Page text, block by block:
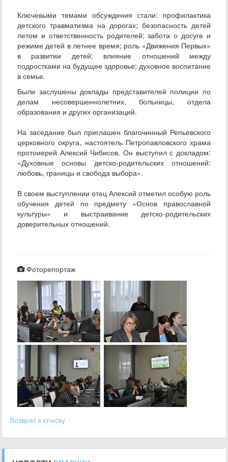
Ключевыми темами обсуждения стали: профилактика
детского травматизма на дорогах; безопасность детей
летом и ответственность родителей; забота о досуге и
режиме детей в летнее время; роль «Движения Первых»
в развитии детей; влияние отношений между
подростками на будущее здоровье; духовное воспитание
в семье.
Были заслушены доклады представителей полиции по
делам несовершеннолетних, больницы, отдела
образования и других организаций.
На заседание был приглашен благочинный Репьевского
церковного округа, настоятель Петропавловского храма
протоиерей Алексий Чибисов. Он выступил с докладом:
«Духовные основы детско-родительских отношений:
любовь, границы и свобода выбора».
В своем выступлении отец Алексий отметил особую роль
обучения детей по предмету «Основ православной
культуры» и выстраивание детско-родительских
доверительных отношений.
Фоторепортаж
Возврат к списку